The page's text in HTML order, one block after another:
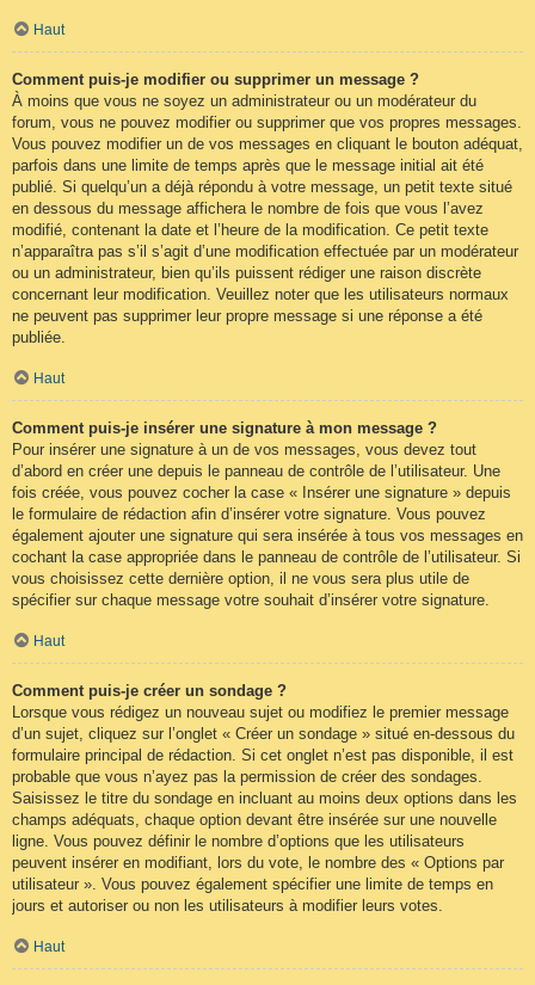
Haut
Comment puis-je modifier ou supprimer un message ?
À moins que vous ne soyez un administrateur ou un modérateur du
forum, vous ne pouvez modifier ou supprimer que vos propres messages.
Vous pouvez modifier un de vos messages en cliquant le bouton adéquat,
parfois dans une limite de temps après que le message initial ait été
publié. Si quelqu’un a déjà répondu à votre message, un petit texte situé
en dessous du message affichera le nombre de fois que vous l’avez
modifié, contenant la date et l’heure de la modification. Ce petit texte
n’apparaîtra pas s’il s’agit d’une modification effectuée par un modérateur
ou un administrateur, bien qu’ils puissent rédiger une raison discrète
concernant leur modification. Veuillez noter que les utilisateurs normaux
ne peuvent pas supprimer leur propre message si une réponse a été
publiée.
Haut
Comment puis-je insérer une signature à mon message ?
Pour insérer une signature à un de vos messages, vous devez tout
d’abord en créer une depuis le panneau de contrôle de l’utilisateur. Une
fois créée, vous pouvez cocher la case « Insérer une signature » depuis
le formulaire de rédaction afin d’insérer votre signature. Vous pouvez
également ajouter une signature qui sera insérée à tous vos messages en
cochant la case appropriée dans le panneau de contrôle de l’utilisateur. Si
vous choisissez cette dernière option, il ne vous sera plus utile de
spécifier sur chaque message votre souhait d’insérer votre signature.
Haut
Comment puis-je créer un sondage ?
Lorsque vous rédigez un nouveau sujet ou modifiez le premier message
d’un sujet, cliquez sur l’onglet « Créer un sondage » situé en-dessous du
formulaire principal de rédaction. Si cet onglet n’est pas disponible, il est
probable que vous n’ayez pas la permission de créer des sondages.
Saisissez le titre du sondage en incluant au moins deux options dans les
champs adéquats, chaque option devant être insérée sur une nouvelle
ligne. Vous pouvez définir le nombre d’options que les utilisateurs
peuvent insérer en modifiant, lors du vote, le nombre des « Options par
utilisateur ». Vous pouvez également spécifier une limite de temps en
jours et autoriser ou non les utilisateurs à modifier leurs votes.
Haut